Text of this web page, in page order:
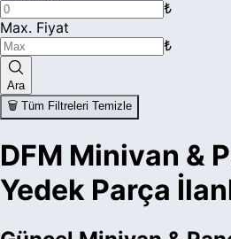
₺
Max. Fiyat
₺
Ara
🗑️ Tüm Filtreleri Temizle
DFM Minivan &
Yedek Parça